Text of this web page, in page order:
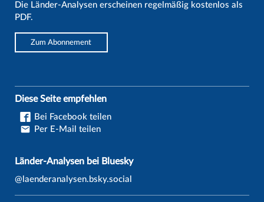
Die Länder-Analysen erscheinen regelmäßig kostenlos als
PDF.
Zum Abonnement
Diese Seite empfehlen
Bei Facebook teilen
Per E-Mail teilen
Länder-Analysen bei Bluesky
@laenderanalysen.bsky.social